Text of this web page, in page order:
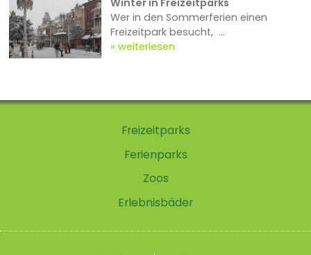
Wer in den Sommerferien einen
Freizeitpark besucht, ...
weiterlesen
Freizeitparks
Ferienparks
Zoos
Erlebnisbäder